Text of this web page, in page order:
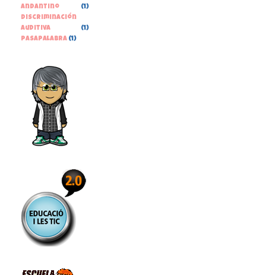
andantino
(1)
discriminación
auditiva
(1)
pasapalabra (1)